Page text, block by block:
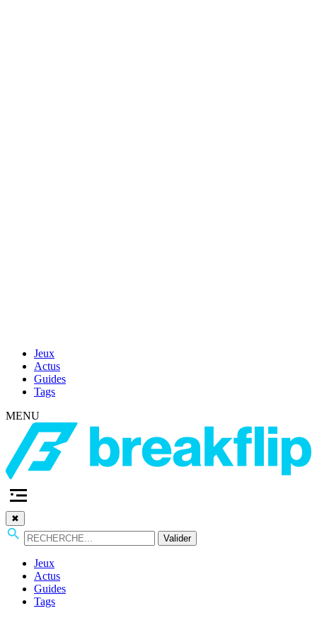
Jeux
Actus
Guides
Tags
MENU
✖
Valider
Jeux
Actus
Guides
Tags